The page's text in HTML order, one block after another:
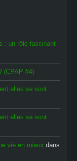
: un rôle fascinant
(CPAP #4)
elles se sont
elles se sont
vie en mieux dans